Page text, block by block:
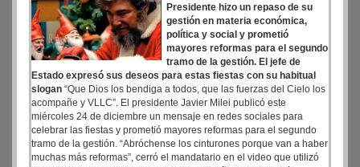
Presidente hizo un repaso de su
gestión en materia económica,
política y social y prometió
mayores reformas para el segundo
tramo de la gestión. El jefe de
Estado expresó sus deseos para estas fiestas con su habitual
slogan “Que Dios los bendiga a todos, que las fuerzas del Cielo los
acompañe y VLLC”. El presidente Javier Milei publicó este
miércoles 24 de diciembre un mensaje en redes sociales para
celebrar las fiestas y prometió mayores reformas para el segundo
tramo de la gestión. “Abróchense los cinturones porque van a haber
muchas más reformas”, cerró el mandatario en el video que utilizó